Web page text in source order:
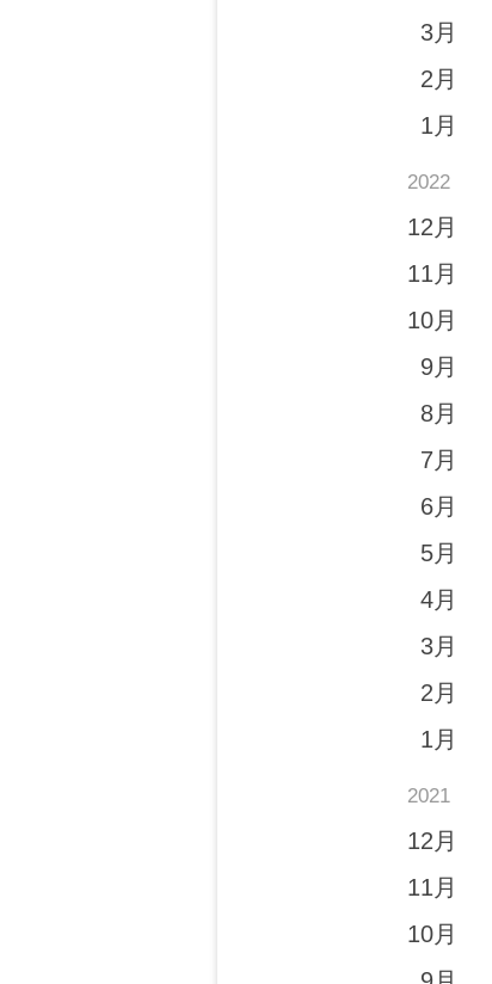
3月
2月
1月
2022
12月
11月
10月
9月
8月
7月
6月
5月
4月
3月
2月
1月
2021
12月
11月
10月